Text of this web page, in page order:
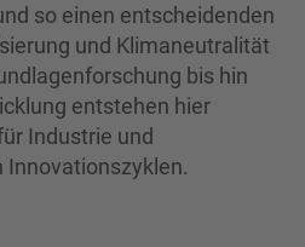
so einen entscheidenden
und Klimaneutralität
bis hin
entstehen hier
Industrie und
Innovationszyklen.